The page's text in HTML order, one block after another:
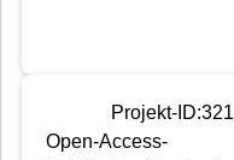
Projekt-ID:321
Open-Access-